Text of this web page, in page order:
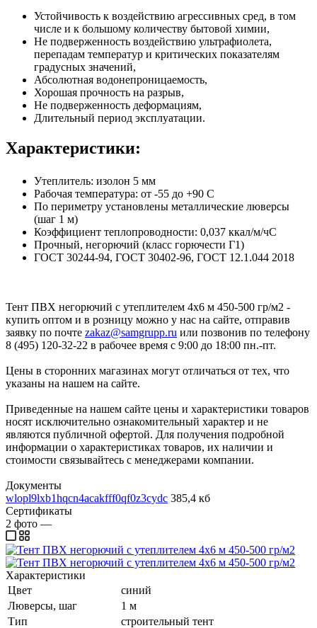
Устойчивость к воздействию агрессивных сред, в том
числе и к большому количеству бытовой химии,
Не подверженность воздействию ультрафиолета,
перепадам температур и критических показателям
градусных значений,
Абсолютная водонепроницаемость,
Хорошая прочность на разрыв,
Не подверженность деформациям,
Длительный период эксплуатации.
Характеристики:
Утеплитель: изолон 5 мм
Рабочая температура: от -55 до +90 С
По периметру установлены металлические люверсы
(шаг 1 м)
Коэффициент теплопроводности: 0,037 ккал/м/чС
Прочный, негорючий (класс горючести Г1)
ГОСТ 30244-94, ГОСТ 30402-96, ГОСТ 12.1.044 2018
Тент ПВХ негорючий с утеплителем 4х6 м 450-500 гр/м2 -
купить оптом и в розницу можно у нас на сайте, отправив
заявку по почте zakaz@samgrupp.ru или позвонив по телефону
8 (495) 120-32-22 в рабочее время с 9:00 до 18:00 пн.-пт.
Цены в сторонних магазинах могут отличаться от тех, что
указаны на нашем на сайте.
Приведенные на нашем сайте цены и характеристики товаров
носят исключительно ознакомительный характер и не
являются публичной офертой. Для получения подробной
информации о характеристиках товаров, их наличии и
стоимости связывайтесь с менеджерами компании.
Документы
wlopl9lxb1hqcn4acakfff0qf0z3cydc 385,4 кб
Сертификаты
2 фото —
Характеристики
Цвет
синий
Люверсы, шаг
1 м
Тип
строительный тент